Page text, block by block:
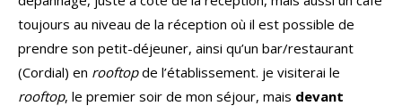
toujours au niveau de la réception où il est possible de
prendre son petit-déjeuner, ainsi qu’un bar/restaurant
(Cordial) en rooftopde l’établissement. je visiterai le
rooftop, le premier soir de mon séjour, mais devant